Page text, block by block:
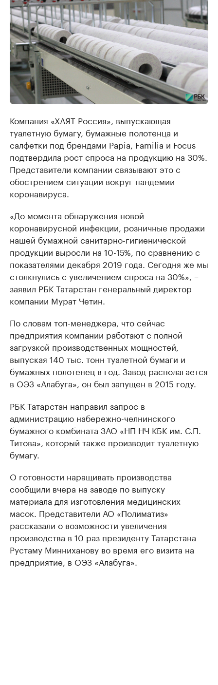
Компания «ХАЯТ Россия», выпускающая
туалетную бумагу, бумажные полотенца и
салфетки под брендами Papia, Familia и Focus
подтвердила рост спроса на продукцию на 30%.
Представители компании связывают это с
обострением ситуации вокруг пандемии
коронавируса.
«До момента обнаружения новой
коронавирусной инфекции, розничные продажи
нашей бумажной санитарно-гигиенической
продукции выросли на 10-15%, по сравнению с
показателями декабря 2019 года. Сегодня же мы
столкнулись с увеличением спроса на 30%», –
заявил РБК Татарстан генеральный директор
компании Мурат Четин.
По словам топ-менеджера, что сейчас
предприятия компании работают с полной
загрузкой производственных мощностей,
выпуская 140 тыс. тонн туалетной бумаги и
бумажных полотенец в год. Завод располагается
в ОЭЗ «Алабуга», он был запущен в 2015 году.
РБК Татарстан направил запрос в
администрацию набережно-челнинского
бумажного комбината ЗАО «НП НЧ КБК им. С.П.
Титова», который также производит туалетную
бумагу.
О готовности наращивать производства
сообщили вчера на заводе по выпуску
материала для изготовления медицинских
масок. Представители АО «Полиматиз»
рассказали о возможности увеличения
производства в 10 раз президенту Татарстана
Рустаму Минниханову во время его визита на
предприятие, в ОЭЗ «Алабуга».